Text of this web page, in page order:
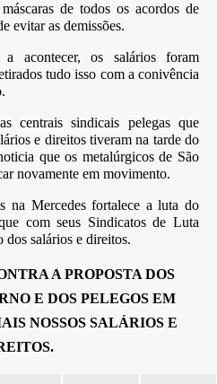
de todos os acordos de
evitar as demissões.
a acontecer, os salários foram
tudo isso com a conivência
centrais sindicais pelegas que
e direitos tiveram na tarde do
que os metalúrgicos de São
novamente em movimento.
na Mercedes fortalece a luta do
com seus Sindicatos de Luta
dos salários e direitos.
A PROPOSTA DOS
E DOS PELEGOS EM
NOSSOS SALÁRIOS E